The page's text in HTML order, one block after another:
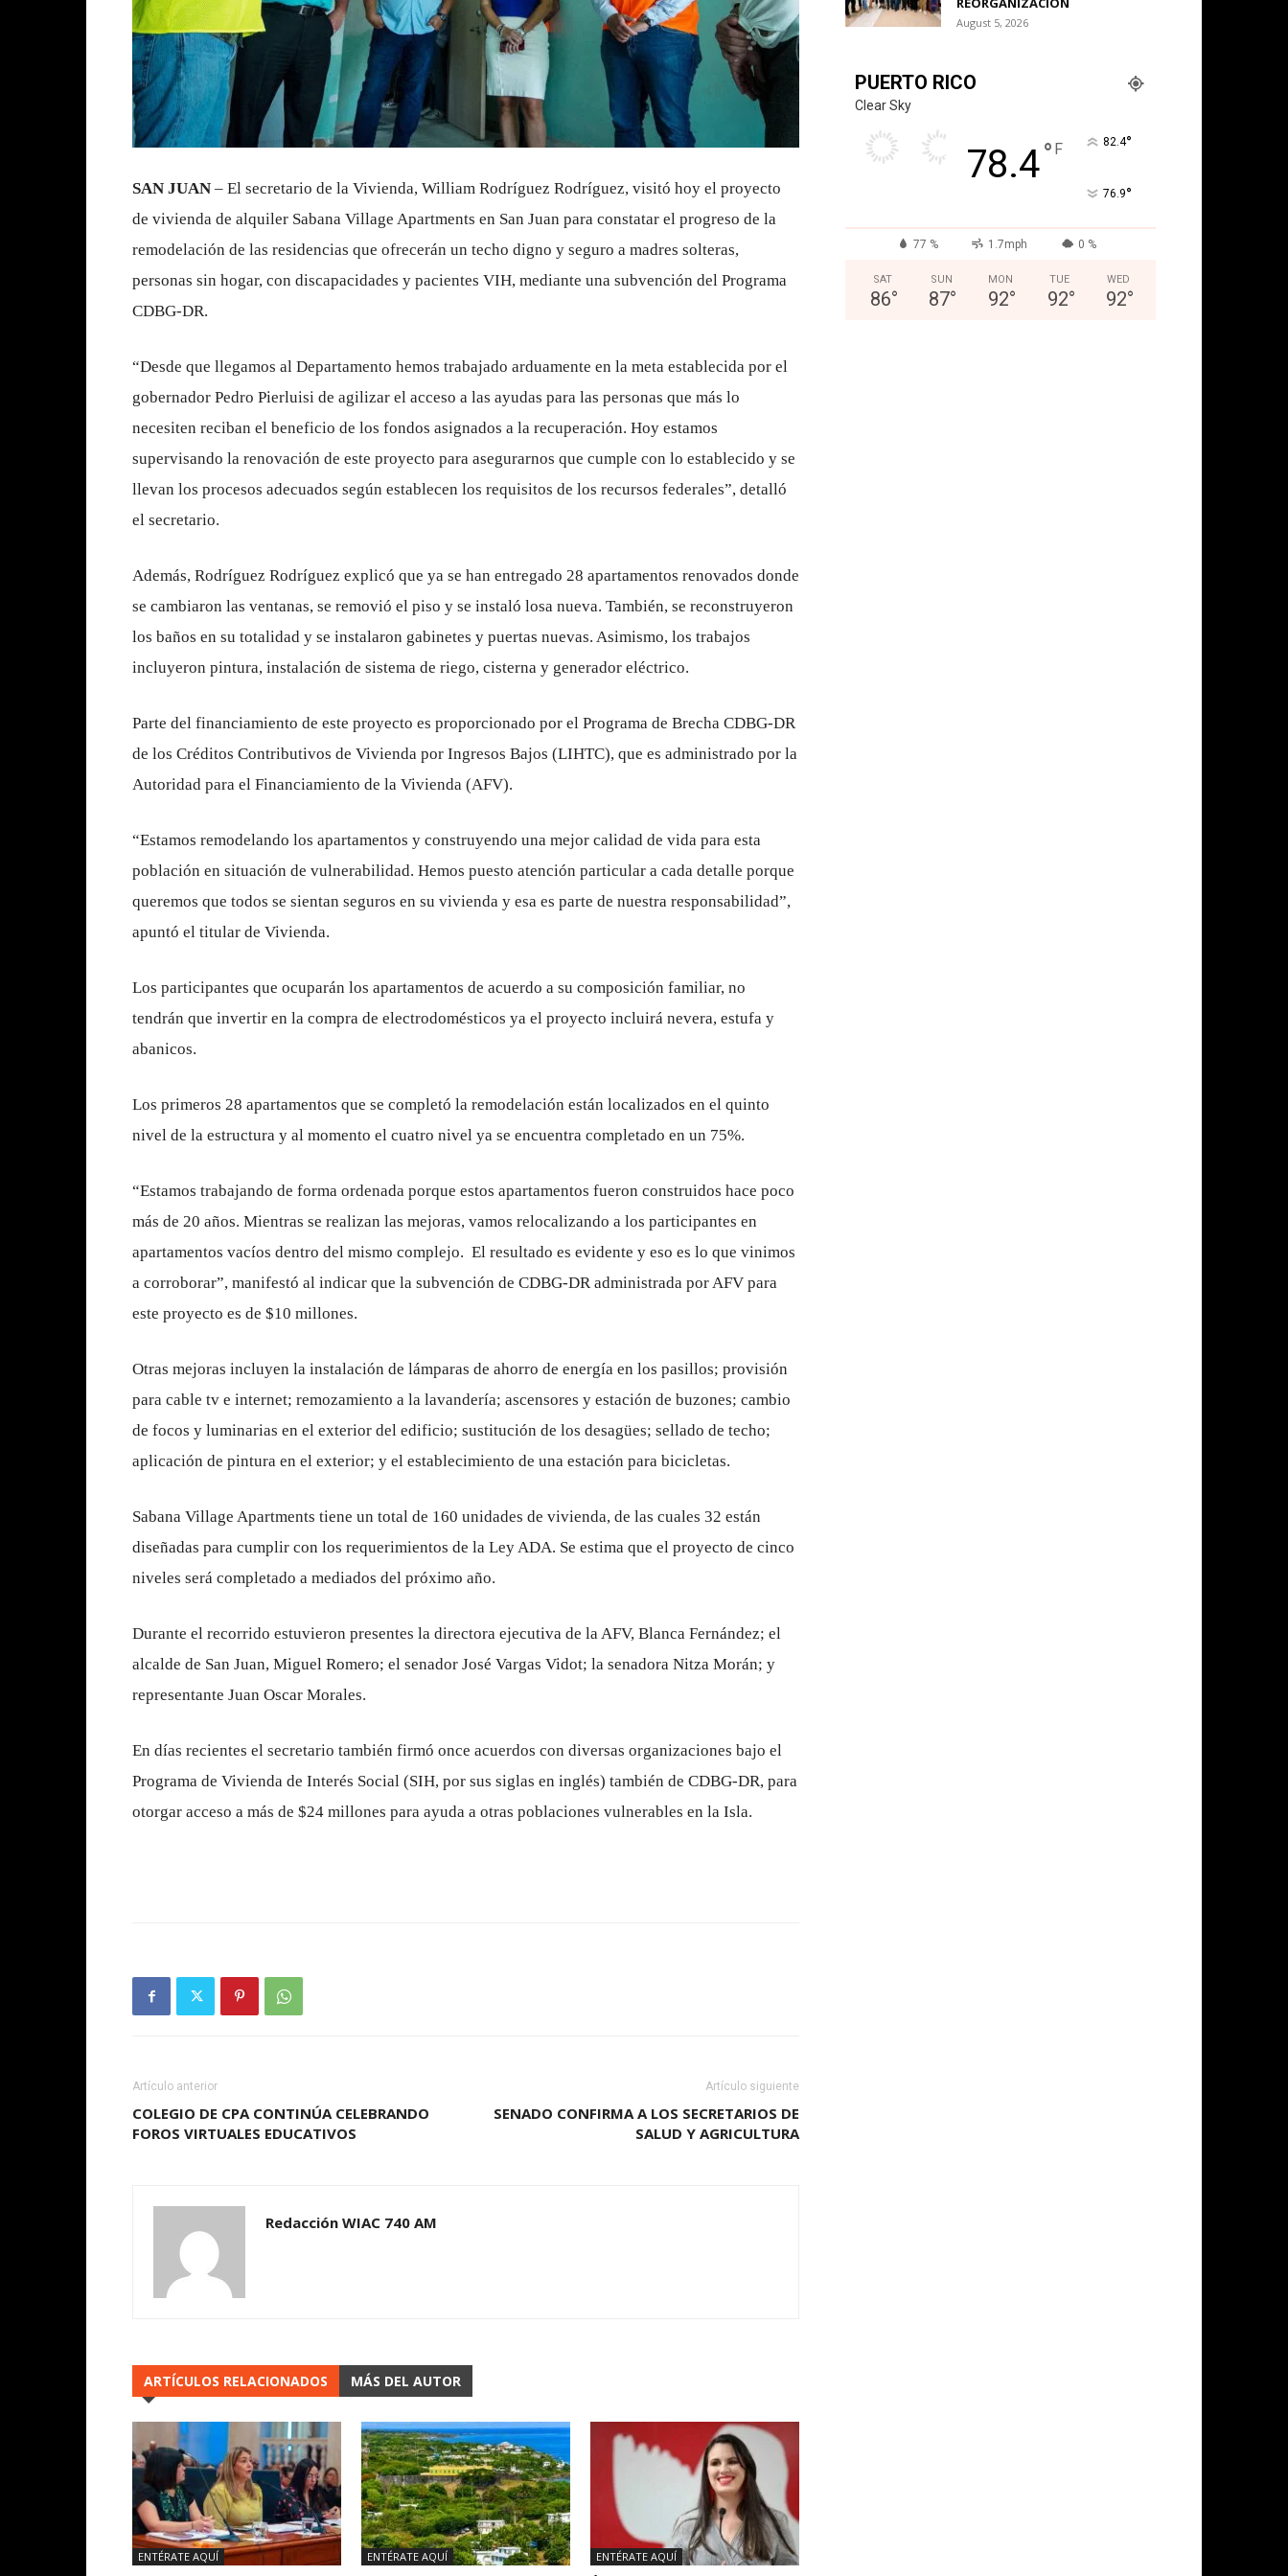
SAN JUAN – El secretario de la Vivienda, William Rodríguez Rodríguez, visitó hoy el proyecto
de vivienda de alquiler Sabana Village Apartments en San Juan para constatar el progreso de la
remodelación de las residencias que ofrecerán un techo digno y seguro a madres solteras,
personas sin hogar, con discapacidades y pacientes VIH, mediante una subvención del Programa
CDBG-DR.
“Desde que llegamos al Departamento hemos trabajado arduamente en la meta establecida por el
gobernador Pedro Pierluisi de agilizar el acceso a las ayudas para las personas que más lo
necesiten reciban el beneficio de los fondos asignados a la recuperación. Hoy estamos
supervisando la renovación de este proyecto para asegurarnos que cumple con lo establecido y se
llevan los procesos adecuados según establecen los requisitos de los recursos federales”, detalló
el secretario.
Además, Rodríguez Rodríguez explicó que ya se han entregado 28 apartamentos renovados donde
se cambiaron las ventanas, se removió el piso y se instaló losa nueva. También, se reconstruyeron
los baños en su totalidad y se instalaron gabinetes y puertas nuevas. Asimismo, los trabajos
incluyeron pintura, instalación de sistema de riego, cisterna y generador eléctrico.
Parte del financiamiento de este proyecto es proporcionado por el Programa de Brecha CDBG-DR
de los Créditos Contributivos de Vivienda por Ingresos Bajos (LIHTC), que es administrado por la
Autoridad para el Financiamiento de la Vivienda (AFV).
“Estamos remodelando los apartamentos y construyendo una mejor calidad de vida para esta
población en situación de vulnerabilidad. Hemos puesto atención particular a cada detalle porque
queremos que todos se sientan seguros en su vivienda y esa es parte de nuestra responsabilidad”,
apuntó el titular de Vivienda.
Los participantes que ocuparán los apartamentos de acuerdo a su composición familiar, no
tendrán que invertir en la compra de electrodomésticos ya el proyecto incluirá nevera, estufa y
abanicos.
Los primeros 28 apartamentos que se completó la remodelación están localizados en el quinto
nivel de la estructura y al momento el cuatro nivel ya se encuentra completado en un 75%.
“Estamos trabajando de forma ordenada porque estos apartamentos fueron construidos hace poco
más de 20 años. Mientras se realizan las mejoras, vamos relocalizando a los participantes en
apartamentos vacíos dentro del mismo complejo. El resultado es evidente y eso es lo que vinimos
a corroborar”, manifestó al indicar que la subvención de CDBG-DR administrada por AFV para
este proyecto es de $10 millones.
Otras mejoras incluyen la instalación de lámparas de ahorro de energía en los pasillos; provisión
para cable tv e internet; remozamiento a la lavandería; ascensores y estación de buzones; cambio
de focos y luminarias en el exterior del edificio; sustitución de los desagües; sellado de techo;
aplicación de pintura en el exterior; y el establecimiento de una estación para bicicletas.
Sabana Village Apartments tiene un total de 160 unidades de vivienda, de las cuales 32 están
diseñadas para cumplir con los requerimientos de la Ley ADA. Se estima que el proyecto de cinco
niveles será completado a mediados del próximo año.
Durante el recorrido estuvieron presentes la directora ejecutiva de la AFV, Blanca Fernández; el
alcalde de San Juan, Miguel Romero; el senador José Vargas Vidot; la senadora Nitza Morán; y
representante Juan Oscar Morales.
En días recientes el secretario también firmó once acuerdos con diversas organizaciones bajo el
Programa de Vivienda de Interés Social (SIH, por sus siglas en inglés) también de CDBG-DR, para
otorgar acceso a más de $24 millones para ayuda a otras poblaciones vulnerables en la Isla.
Artículo anterior
COLEGIO DE CPA CONTINÚA CELEBRANDO
FOROS VIRTUALES EDUCATIVOS
Artículo siguiente
SENADO CONFIRMA A LOS SECRETARIOS DE
SALUD Y AGRICULTURA
Redacción WIAC 740 AM
ARTÍCULOS RELACIONADOS MÁS DEL AUTOR
ENTÉRATE AQUÍ ENTÉRATE AQUÍ ENTÉRATE AQUÍ
August 5, 2026
PUERTO RICO
Clear Sky
78.4° F 82.4°
76.9°
77 % 1.7mph 0 %
SAT
86°
SUN
87°
MON
92°
TUE
92°
WED
92°